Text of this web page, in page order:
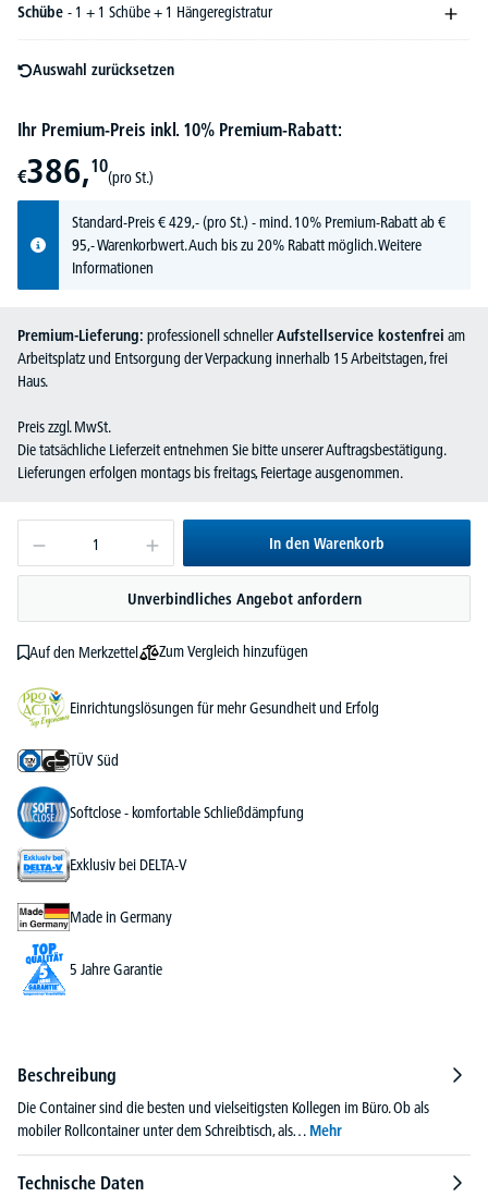
Schübe - 1 + 1 Schübe + 1 Hängeregistratur
Auswahl zurücksetzen
Ihr Premium-Preis inkl. 10% Premium-Rabatt:
€386,10
(pro St.)
Standard-Preis€429,-(pro St.) - mind. 10% Premium-Rabatt ab €
95,- Warenkorbwert. Auch bis zu 20% Rabatt möglich.Weitere
Informationen
Premium-Lieferung: professionell schnellerAufstellservice kostenfrei am
Arbeitsplatz und Entsorgung der Verpackung innerhalb 15 Arbeitstagen, frei
Haus.
Preis zzgl. MwSt.
Die tatsächliche Lieferzeit entnehmen Sie bitte unserer Auftragsbestätigung.
Lieferungen erfolgen montags bis freitags, Feiertage ausgenommen.
In den Warenkorb
Unverbindliches Angebot anfordern
Auf den Merkzettel Zum Vergleich hinzufügen
Einrichtungslösungen für mehr Gesundheit und Erfolg
TÜV Süd
Softclose - komfortable Schließdämpfung
Exklusiv bei DELTA-V
Made in Germany
5 Jahre Garantie
Beschreibung
Die Container sind die besten und vielseitigsten Kollegen im Büro. Ob als
mobiler Rollcontainer unter dem Schreibtisch, als… Mehr
Technische Daten